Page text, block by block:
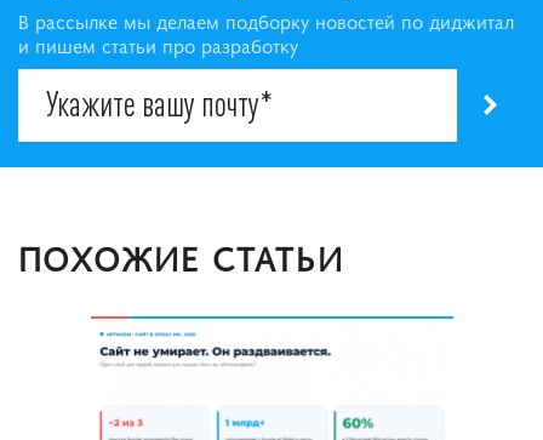
В рассылке мы делаем подборку новостей по диджитал
и пишем статьи про разработку
ПОХОЖИЕ СТАТЬИ